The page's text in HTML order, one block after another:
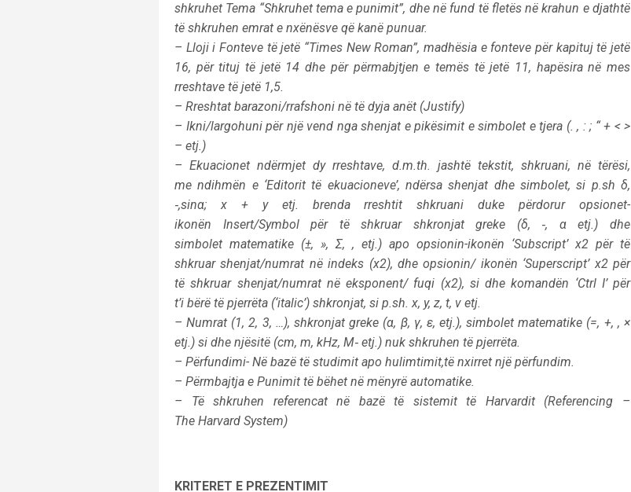
shkruhet Tema “Shkruhet tema e punimit”, dhe në fund të fletës në krahun e djathtë
të shkruhen emrat e nxënësve që kanë punuar.
– Lloji i Fonteve të jetë “Times New Roman”, madhësia e fonteve për kapituj të jetë
16, për tituj të jetë 14 dhe për përmabjtjen e temës të jetë 11, hapësira në mes
rreshtave të jetë 1,5.
– Rreshtat barazoni/rrafshoni në të dyja anët (Justify)
– Ikni/largohuni për një vend nga shenjat e pikësimit e simbolet e tjera (. , : ; “ + < >
– etj.)
– Ekuacionet ndërmjet dy rreshtave, d.m.th. jashtë tekstit, shkruani, në tërësi,
me ndihmën e ‘Editorit të ekuacioneve’, ndërsa shenjat dhe simbolet, si p.sh δ,
‑,sinα; x + y etj. brenda rreshtit shkruani duke përdorur opsionet-
ikonën Insert/Symbol për të shkruar shkronjat greke (δ, ‑, α etj.) dhe
simbolet matematike (±, », Σ, , etj.) apo opsionin-ikonën ‘Subscript’ x2 për të
shkruar shenjat/numrat në indeks (x2), dhe opsionin/ ikonën ‘Superscript’ x2 për
të shkruar shenjat/numrat në eksponent/ fuqi (x2), si dhe komandën ‘Ctrl I’ për
t’i bërë të pjerrëta (‘italic’) shkronjat, si p.sh. x, y, z, t, v etj.
– Numrat (1, 2, 3, …), shkronjat greke (α, β, γ, ε, etj.), simbolet matematike (=, +, , ×
etj.) si dhe njësitë (cm, m, kHz, M‑ etj.) nuk shkruhen të pjerrëta.
– Përfundimi- Në bazë të studimit apo hulimtimit,të nxirret një përfundim.
– Përmbajtja e Punimit të bëhet në mënyrë automatike.
– Të shkruhen referencat në bazë të sistemit të Harvardit (Referencing –
The Harvard System)
KRITERET E PREZENTIMIT